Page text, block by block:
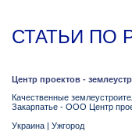
СТАТЬИ ПО
Центр проектов -
Качественные
Закарпатье - ООО Центр
Украина | Ужгород